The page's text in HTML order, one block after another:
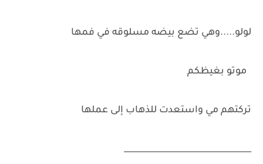
لولو.....وهي تضع بيضه مسلوقه في فمها
موتو بغيظكم
تركتهم مي واستعدت للذهاب إلى عملها
_______________________________